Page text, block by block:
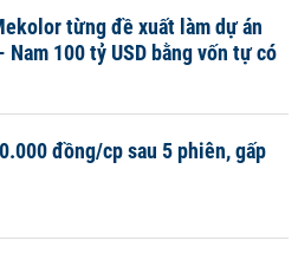
từng đề xuất làm dự án
100 tỷ USD bằng vốn tự có
đồng/cp sau 5 phiên, gấp